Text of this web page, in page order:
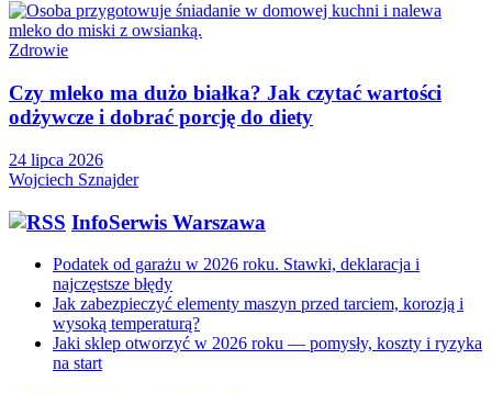
Zdrowie
Czy mleko ma dużo białka? Jak czytać wartości
odżywcze i dobrać porcję do diety
24 lipca 2026
Wojciech Sznajder
InfoSerwis Warszawa
Podatek od garażu w 2026 roku. Stawki, deklaracja i
najczęstsze błędy
Jak zabezpieczyć elementy maszyn przed tarciem, korozją i
wysoką temperaturą?
Jaki sklep otworzyć w 2026 roku — pomysły, koszty i ryzyka
na start